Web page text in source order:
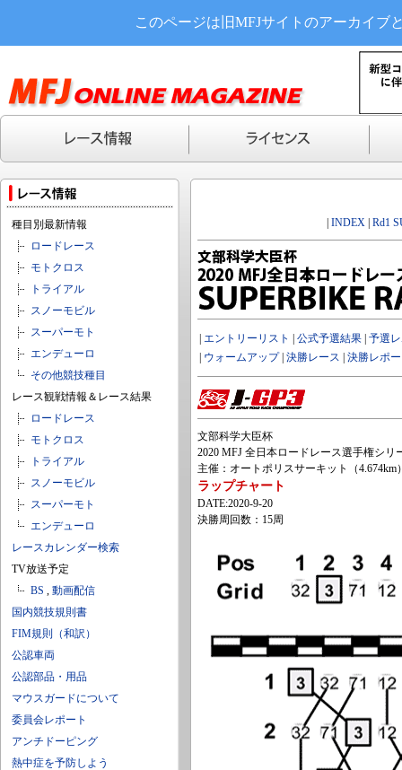
このページは旧MFJサイトのアーカイブ
種目別最新情報
ロードレース
モトクロス
トライアル
スノーモビル
スーパーモト
エンデューロ
その他競技種目
レース観戦情報＆レース結果
ロードレース
モトクロス
トライアル
スノーモビル
スーパーモト
エンデューロ
レースカレンダー検索
TV放送予定
BS , 動画配信
国内競技規則書
FIM規則（和訳）
公認車両
公認部品・用品
マウスガードについて
委員会レポート
アンチドーピング
熱中症を予防しよう
INDEX Rd1
エントリーリスト 公式予選結果 予選
ウォームアップ| 決勝レース 決勝レポ
文部科学大臣杯
2020 MFJ 全日本ロードレース選手権シ
主催：オートポリスサーキット（4.674km
ラップチャート
DATE:2020-9-20
決勝周回数：15周